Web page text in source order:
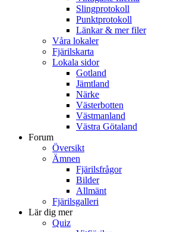
Slingprotokoll
Punktprotokoll
Länkar & mer filer
Våra lokaler
Fjärilskarta
Lokala sidor
Gotland
Jämtland
Närke
Västerbotten
Västmanland
Västra Götaland
Forum
Översikt
Ämnen
Fjärilsfrågor
Bilder
Allmänt
Fjärilsgalleri
Lär dig mer
Quiz